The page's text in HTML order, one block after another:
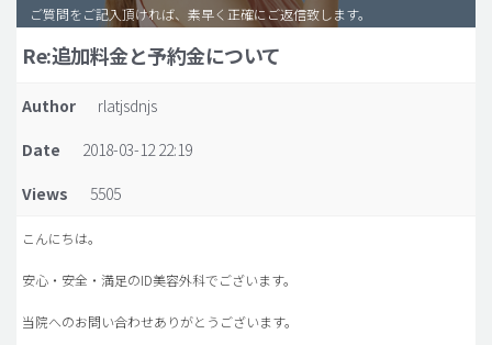
豊胸手術・バストアップ
プチ整形
idリアルストーリー
idニュース
病院紹介
安全整形
料金一覧
ご質問をご記入頂ければ、素早く正確にご返信致します。
Re:追加料金と予約金について
Author
rlatjsdnjs
Date
2018-03-12 22:19
Views
5505
こんにちは。
安心・安全・満足のID美容外科でございます。
当院へのお問い合わせありがとうございます。